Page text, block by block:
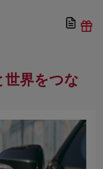
世界をつな